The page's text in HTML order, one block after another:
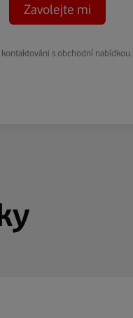
Zavolejte mi
s obchodní nabídkou.